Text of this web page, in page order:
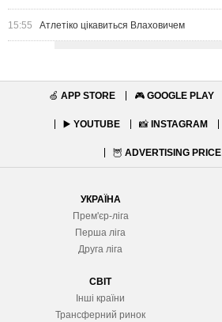
15:55 Атлетіко цікавиться Влаховичем
🍏 APP STORE 🎮 GOOGLE PLAY
▶️ YOUTUBE 📸 INSTAGRAM
🦉 ADVERTISING PRICE
УКРАЇНА
Прем'єр-ліга
Перша ліга
Друга ліга
СВІТ
Інші країни
Трансферний ринок